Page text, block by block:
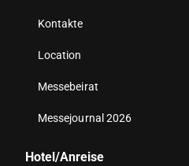
Kontakte
Location
Messebeirat
Messejournal 2026
Hotel/Anreise